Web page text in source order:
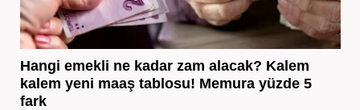
Hangi emekli ne kadar zam alacak? Kalem
kalem yeni maaş tablosu! Memura yüzde 5
fark